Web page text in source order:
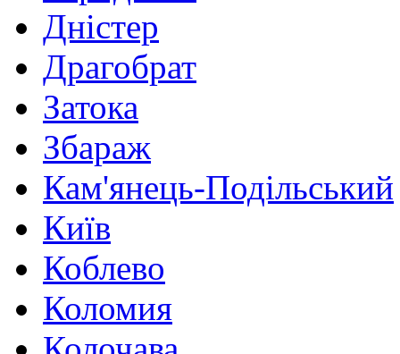
Дністер
Драгобрат
Затока
Збараж
Кам'янець-Подільський
Київ
Коблево
Коломия